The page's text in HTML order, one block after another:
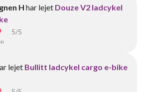
H har lejet Douze V2 ladcykel
5/5
lejet Bullitt ladcykel cargo e-bike